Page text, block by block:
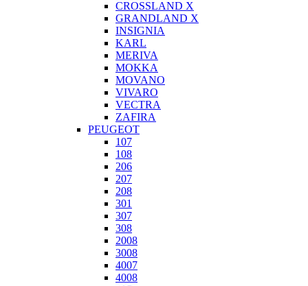
CROSSLAND X
GRANDLAND X
INSIGNIA
KARL
MERIVA
MOKKA
MOVANO
VIVARO
VECTRA
ZAFIRA
PEUGEOT
107
108
206
207
208
301
307
308
2008
3008
4007
4008